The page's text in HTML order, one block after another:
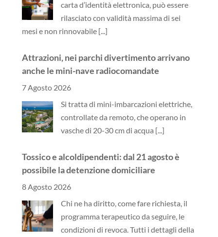
carta d’identità elettronica, può essere
rilasciato con validità massima di sei
mesi e non rinnovabile [...]
Attrazioni, nei parchi divertimento arrivano
anche le mini-nave radiocomandate
7 Agosto 2026
Si tratta di mini-imbarcazioni elettriche,
controllate da remoto, che operano in
vasche di 20-30 cm di acqua [...]
Tossico e alcoldipendenti: dal 21 agosto è
possibile la detenzione domiciliare
8 Agosto 2026
Chi ne ha diritto, come fare richiesta, il
programma terapeutico da seguire, le
condizioni di revoca. Tutti i dettagli della